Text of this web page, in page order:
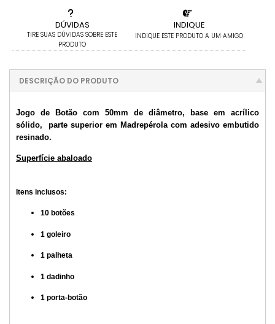
DÚVIDAS
TIRE SUAS DÚVIDAS SOBRE ESTE
PRODUTO
INDIQUE
INDIQUE ESTE PRODUTO A UM AMIGO
DESCRIÇÃO DO PRODUTO
Jogo de Botão com 50mm de diâmetro, base em acrílico
sólido, parte superior em Madrepérola com adesivo embutido
resinado.
Superfície abaloado
Itens inclusos:
10 botões
1 goleiro
1 palheta
1 dadinho
1 porta-botão